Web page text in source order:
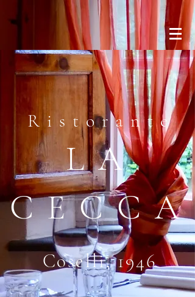
Ristorante
LA
CECCA
Coselli, 1946